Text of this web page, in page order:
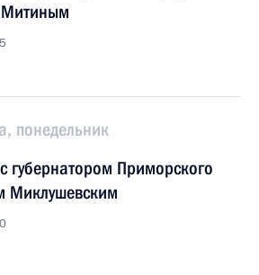
Митиным
понедельник
губернатором Приморского
Миклушевским